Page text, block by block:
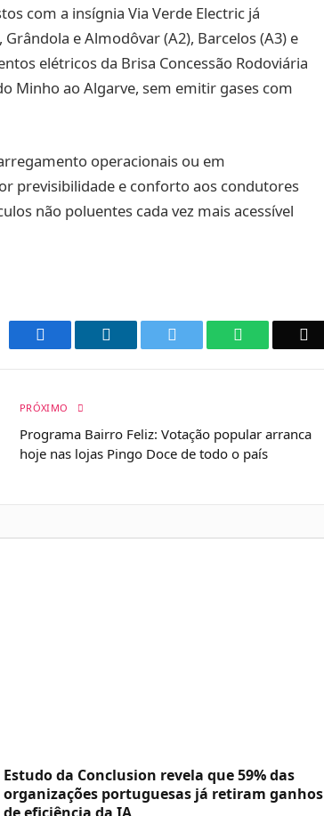
com a insígnia Via Verde Electric já
e Almodôvar (A2), Barcelos (A3) e
elétricos da Brisa Concessão Rodoviária
Minho ao Algarve, sem emitir gases com
operacionais ou em
previsibilidade e conforto aos condutores
não poluentes cada vez mais acessível
Facebook LinkedIn WhatsApp
PRÓXIMO
Programa Bairro Feliz: Votação popular arranca
hoje nas lojas Pingo Doce de todo o país
Estudo da Conclusion revela que 59% das
organizações portuguesas já retiram ganhos